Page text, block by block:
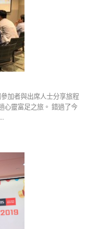
加者與出席人士分享旅程
心靈富足之旅。 錯過了今